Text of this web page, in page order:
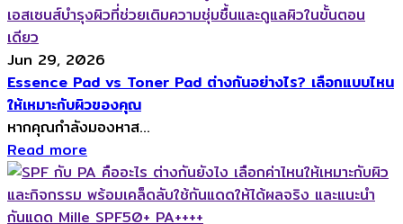
Jun 29, 2026
Essence Pad vs Toner Pad ต่างกันอย่างไร? เลือกแบบไหน
ให้เหมาะกับผิวของคุณ
หากคุณกำลังมองหาส...
Read more